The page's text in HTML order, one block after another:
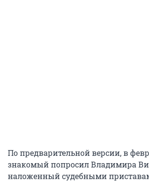
По предварительной версии, в
знакомый попросил Владимира
наложенный судебными